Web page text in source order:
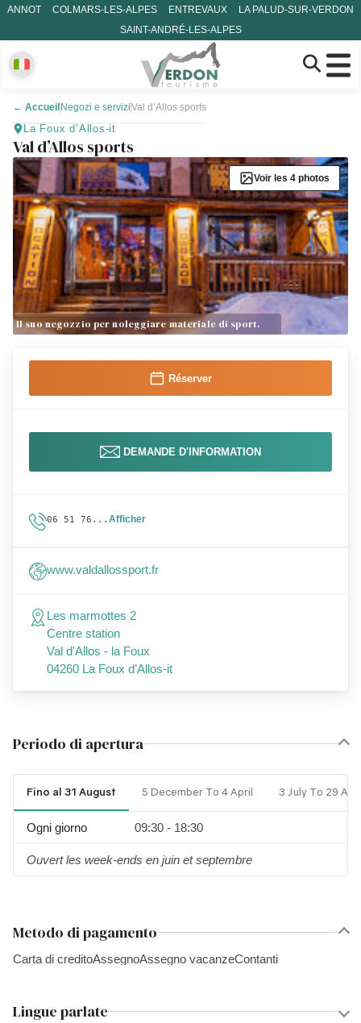
ANNOT COLMARS-LES-ALPES ENTREVAUX
LA PALUD-SUR-VERDON
SAINT-ANDRÉ-LES-ALPES
← Accueil Negozi e serviziVal d’Allos sports
La Foux d’Allos-it
Val d’Allos sports
Il suo negozzio per noleggiare materiale di sport.
Voir les 4 photos
Periodo di apertura
Fino al 31 August 5 December To 4 April 3 July To 29
Ogni giorno 09:30 - 18:30
Ouvert les week-ends en juin et septembre
Metodo di pagamento
Carta di creditoAssegnoAssegno vacanzeContanti
Lingue parlate
Réserver
DEMANDE D'INFORMATION
06 51 76... Afficher
www.valdallossport.fr
Les marmottes 2
Centre station
Val d'Allos - la Foux
04260 La Foux d’Allos-it